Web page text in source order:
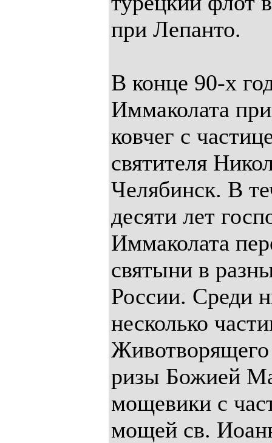
при Лепанто.
В конце 90-х
Иммаколата
ковчег с
святителя
Челябинск. В
десяти лет
Иммаколата
святыни в
России. Среди
несколько
ризы Божией
мощевики с
мощей св.